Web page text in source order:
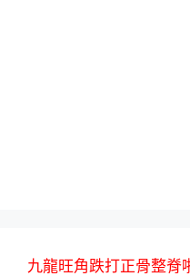
九龍旺角跌打正骨整脊